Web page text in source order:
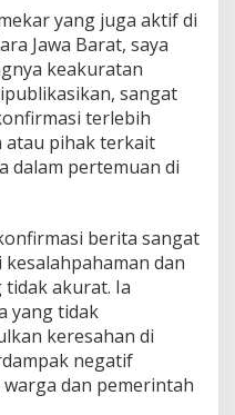
yang juga aktif di
Jawa Barat, saya
keakuratan
sangat
terlebih
atau pihak terkait
dalam pertemuan di
berita sangat
dan
akurat. Ia
yang tidak
keresahan di
negatif
dan pemerintah